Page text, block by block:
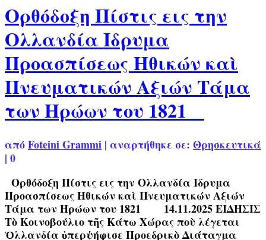
Ορθόδοξη Πίστις εις την
Ολλανδία Ιδρυμα
Προασπίσεως Ηθικών καὶ
Πνευματικών Αξιών Τάμα
των Ηρώων του 1821
απόFoteini Grammi | αναρτήθηκε σε: Θρησκευτικά
| 0
Ορθόδοξη Πίστις εις την Ολλανδία Ιδρυμα
Προασπίσεως Ηθικών καὶ Πνευματικών Αξιών
Τάμα των Ηρώων του 1821 14.11.2025 ΕΙΔΗΣΙΣ
Τὸ Κοινοβούλιο τῆς Κάτω Χώρας ποὺ λέγεται
Ὁλλανδία ὑπερψήφισε Προεδρικὸ Διάταγμα